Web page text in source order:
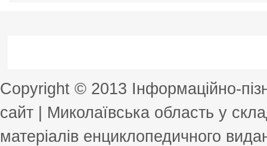
Copyright © 2013 Інформаційно-
сайт | Миколаївська область у
матеріалів енциклопедичного